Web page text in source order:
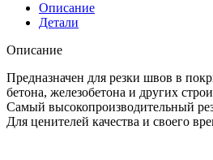
Описание
Детали
Описание
Предназначен для резки швов в
бетона, железобетона и других
Самый высокопроизводительный
Для ценителей качества и своего